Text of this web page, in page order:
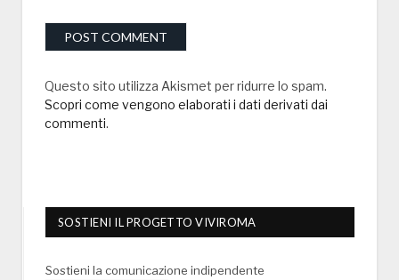
Questo sito utilizza Akismet per ridurre lo spam.
Scopri come vengono elaborati i dati derivati dai
commenti.
SOSTIENI IL PROGETTO VIVIROMA
Sostieni la comunicazione indipendente